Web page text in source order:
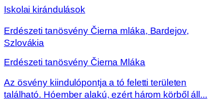
Iskolai kirándulások
Erdészeti tanösvény Čierna mláka, Bardejov,
Szlovákia
Erdészeti tanösvény Čierna Mláka
Az ösvény kiindulópontja a tó feletti területen
található. Hóember alakú, ezért három körből áll...